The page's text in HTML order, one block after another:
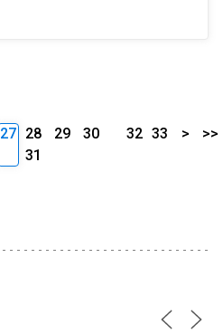
27 28 29
30
31
32 33 > >>